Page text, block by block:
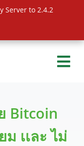
Server to 2.4.2
Bitcoin
เเละ ไม่